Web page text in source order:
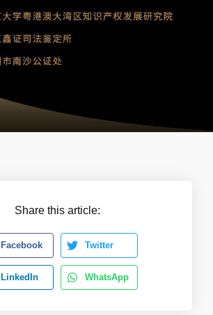
Share this article:
Facebook Twitter
LinkedIn WhatsApp